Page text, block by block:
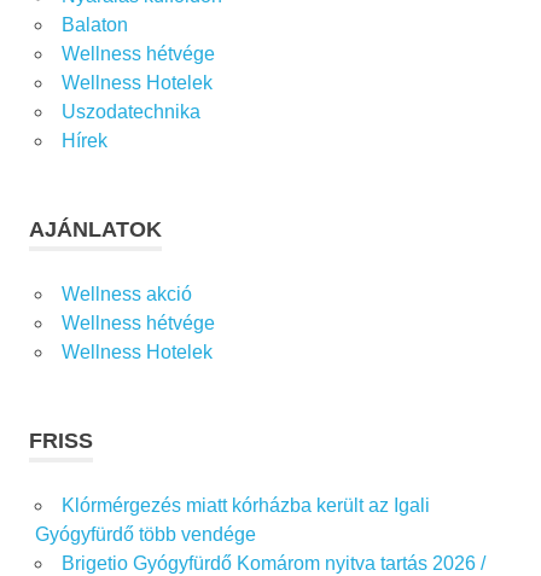
Balaton
Wellness hétvége
Wellness Hotelek
Uszodatechnika
Hírek
AJÁNLATOK
Wellness akció
Wellness hétvége
Wellness Hotelek
FRISS
Klórmérgezés miatt kórházba került az Igali
Gyógyfürdő több vendége
Brigetio Gyógyfürdő Komárom nyitva tartás 2026 /